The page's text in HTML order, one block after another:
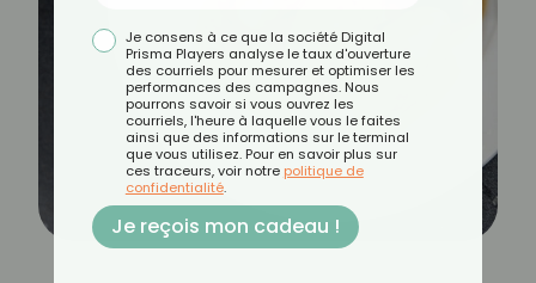
Je consens à ce que la société Digital
Prisma Players analyse le taux d'ouverture
des courriels pour mesurer et optimiser les
performances des campagnes. Nous
pourrons savoir si vous ouvrez les
courriels, l'heure à laquelle vous le faites
ainsi que des informations sur le terminal
que vous utilisez. Pour en savoir plus sur
ces traceurs, voir notre politique de
confidentialité.
Je reçois mon cadeau !